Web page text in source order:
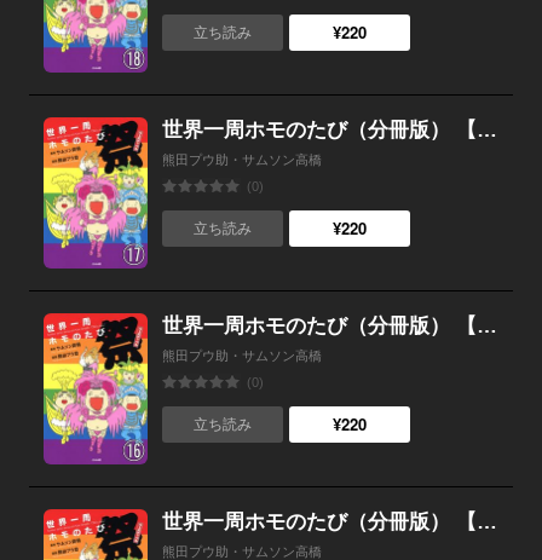
立ち読み ¥220
世界一周ホモのたび（分冊版） 【第17話】
熊田プウ助・サムソン高橋
(0)
立ち読み ¥220
世界一周ホモのたび（分冊版） 【第16話】
熊田プウ助・サムソン高橋
(0)
立ち読み ¥220
世界一周ホモのたび（分冊版） 【第15話】
熊田プウ助・サムソン高橋